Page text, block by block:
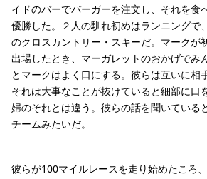
イドのバーでバーガーを注文し、それを食
優勝した。２人の馴れ初めはランニングで
のクロスカントリー・スキーだ。マークが
出場したとき、マーガレットのおかげでみ
とマークはよく口にする。彼らは互いに相
それは大事なことが抜けていると細部に口
婦のそれとは違う。彼らの話を聞いている
チームみたいだ。
彼らが100マイルレースを走り始めたころ